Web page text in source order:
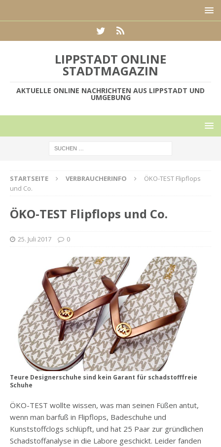
LIPPSTADT ONLINE
STADTMAGAZIN
AKTUELLE ONLINE NACHRICHTEN AUS LIPPSTADT UND
UMGEBUNG
STARTSEITE VERBRAUCHERINFO
ÖKO-TEST Flipflops
und Co.
ÖKO-TEST Flipflops und Co.
25. Juli 2017 0
Teure Designerschuhe sind kein Garant für schadstofffreie
Schuhe
ÖKO-TEST wollte wissen, was man seinen Füßen antut,
wenn man barfuß in Flipflops, Badeschuhe und
Kunststoffclogs schlüpft, und hat 25 Paar zur gründlichen
Schadstoffanalyse in die Labore geschickt. Leider fanden